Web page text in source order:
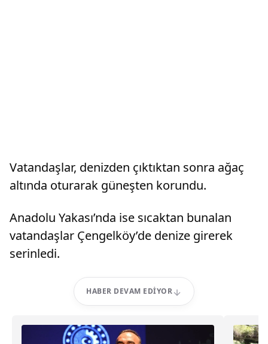
Vatandaşlar, denizden çıktıktan sonra ağaç
altında oturarak güneşten korundu.
Anadolu Yakası’nda ise sıcaktan bunalan
vatandaşlar Çengelköy’de denize girerek
serinledi.
HABER DEVAM EDIYOR